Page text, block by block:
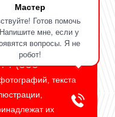
Мастер
Готов помочь
мне, если у
вопросы. Я не
робот!
знаком в
РФ (ООО
текста
их